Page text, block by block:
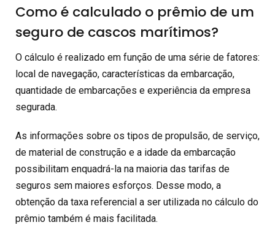
Como é calculado o prêmio de um
seguro de cascos marítimos?
O cálculo é realizado em função de uma série de fatores:
local de navegação, características da embarcação,
quantidade de embarcações e experiência da empresa
segurada.
As informações sobre os tipos de propulsão, de serviço,
de material de construção e a idade da embarcação
possibilitam enquadrá-la na maioria das tarifas de
seguros sem maiores esforços. Desse modo, a
obtenção da taxa referencial a ser utilizada no cálculo do
prêmio também é mais facilitada.